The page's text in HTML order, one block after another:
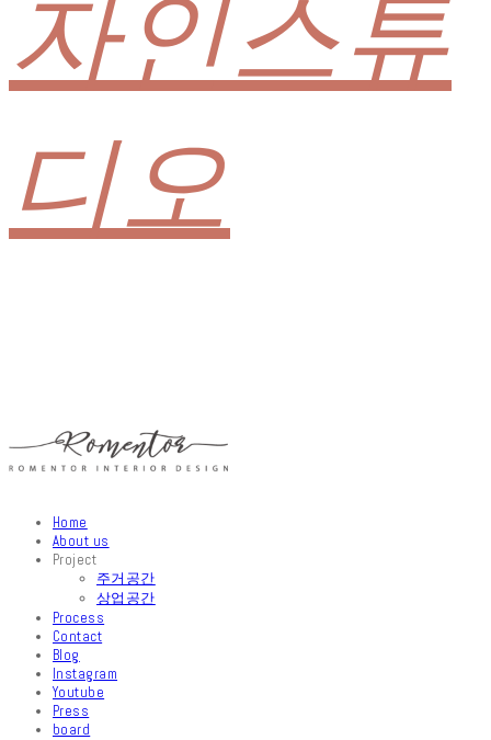
자인스튜
디오
Home
About us
Project
주거공간
상업공간
Process
Contact
Blog
Instagram
Youtube
Press
board